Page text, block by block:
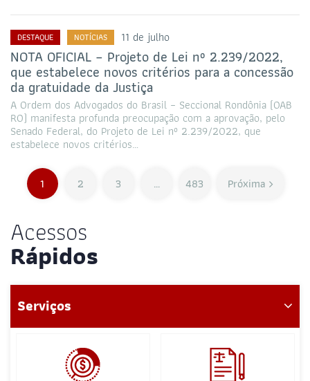
DESTAQUE NOTÍCIAS 11 de julho
NOTA OFICIAL – Projeto de Lei nº 2.239/2022,
que estabelece novos critérios para a concessão
da gratuidade da Justiça
A Ordem dos Advogados do Brasil – Seccional Rondônia (OAB
RO) manifesta profunda preocupação com a aprovação, pelo
Senado Federal, do Projeto de Lei nº 2.239/2022, que
estabelece novos critérios…
1 2 3 … 483 Próxima
Acessos
Rápidos
Serviços